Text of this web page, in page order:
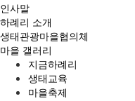
인사말
하례리 소개
생태관광마을협의체
마을 갤러리
지금하례리
생태교육
마을축제